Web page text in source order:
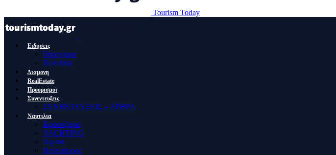
Tourism Today
Ειδησεις
Οικονομια
Πολιτικη
Διαμονη
RealEstate
Προορισμοι
Συνεντευξεις
ΣΥΝΕΝΤΕΥΞΕΙΣ – ΑΡΘΡΑ
Ναυτιλια
Κρουαζιερα
YACHTING
Λιμανι
Ποντοπορος